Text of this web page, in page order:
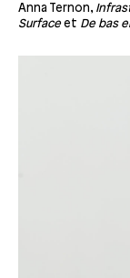
Anna Ternon,
Surfaceet De bas